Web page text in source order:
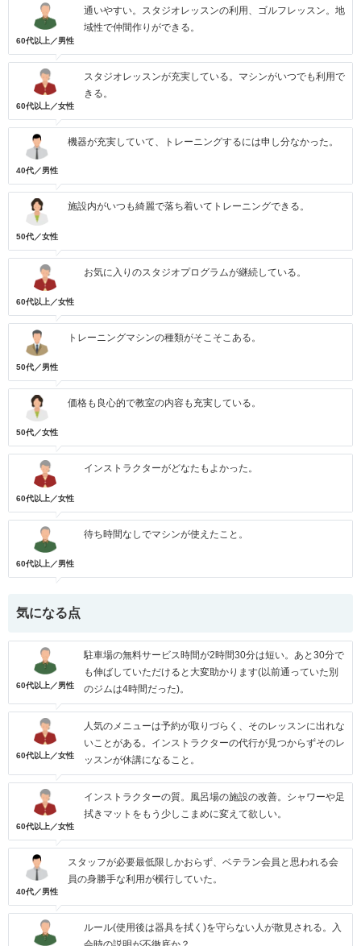
60代以上／男性
通いやすい。スタジオレッスンの利用、ゴルフレッスン。地
域性で仲間作りができる。
60代以上／女性
スタジオレッスンが充実している。マシンがいつでも利用で
きる。
40代／男性
機器が充実していて、トレーニングするには申し分なかった。
50代／女性
施設内がいつも綺麗で落ち着いてトレーニングできる。
60代以上／女性
お気に入りのスタジオプログラムが継続している。
50代／男性
トレーニングマシンの種類がそこそこある。
50代／女性
価格も良心的で教室の内容も充実している。
60代以上／女性
インストラクターがどなたもよかった。
60代以上／男性
待ち時間なしでマシンが使えたこと。
気になる点
60代以上／男性
駐車場の無料サービス時間が2時間30分は短い。あと30分で
も伸ばしていただけると大変助かります(以前通っていた別
のジムは4時間だった)。
60代以上／女性
人気のメニューは予約が取りづらく、そのレッスンに出れな
いことがある。インストラクターの代行が見つからずそのレ
ッスンが休講になること。
60代以上／女性
インストラクターの質。風呂場の施設の改善。シャワーや足
拭きマットをもう少しこまめに変えて欲しい。
40代／男性
スタッフが必要最低限しかおらず、ベテラン会員と思われる会
員の身勝手な利用が横行していた。
ルール(使用後は器具を拭く)を守らない人が散見される。入